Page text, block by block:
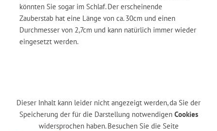
könnten Sie sogar im Schlaf. Der erscheinende
Zauberstab hat eine Länge von ca. 30cm und einen
Durchmesser von 2,7cm und kann natürlich immer wieder
eingesetzt werden.
Dieser Inhalt kann leider nicht angezeigt werden, da Sie der
Speicherung der für die Darstellung notwendigen Cookies
widersprochen haben. Besuchen Sie die Seite